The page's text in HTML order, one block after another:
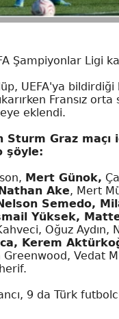
Şampiyonlar Ligi
UEFA'ya
Fransız
eklendi.
Sturm Graz maçı
şöyle:
Mert Günok,
Ake, Mert
Semedo,
Yüksek,
Oğuz Aydın,
Kerem
Greenwood, Vedat
9 da Türk